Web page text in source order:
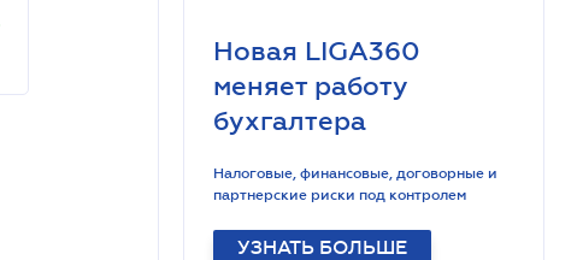
Новая LIGA360
меняет работу
бухгалтера
Налоговые, финансовые, договорные и
партнерские риски под контролем
УЗНАТЬ БОЛЬШЕ